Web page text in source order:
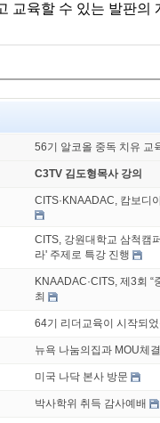
교육할 수 있는 발판의
56기 알코올 중독 치유 교
C3TV 김도형목사 강의
CITS·KNAADAC, 캄보디
CITS, 강원대학교 삼척캠
라' 주제로 특강 진행
KNAADAC·CITS, 제3회 “
최
64기 리더교육이 시작되
뉴욕 나눔의집과 MOU체결
미국 나닥 본사 방문
박사학위 취득 감사예배